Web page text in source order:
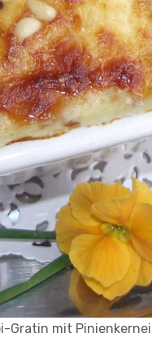
Gratin mit Pinienkernei